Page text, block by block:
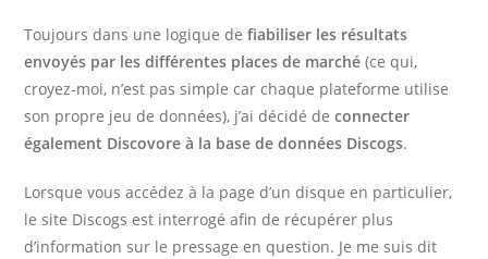
Toujours dans une logique defiabiliser les résultats
envoyés par les différentes places de marché(ce qui,
croyez-moi, n’est pas simple car chaque plateforme utilise
son propre jeu de données), j’ai décidé deconnecter
également Discovore à la base de données Discogs.
Lorsque vous accédez à la page d’un disque en particulier,
le site Discogs est interrogé afin de récupérer plus
d’information sur le pressage en question. Je me suis dit